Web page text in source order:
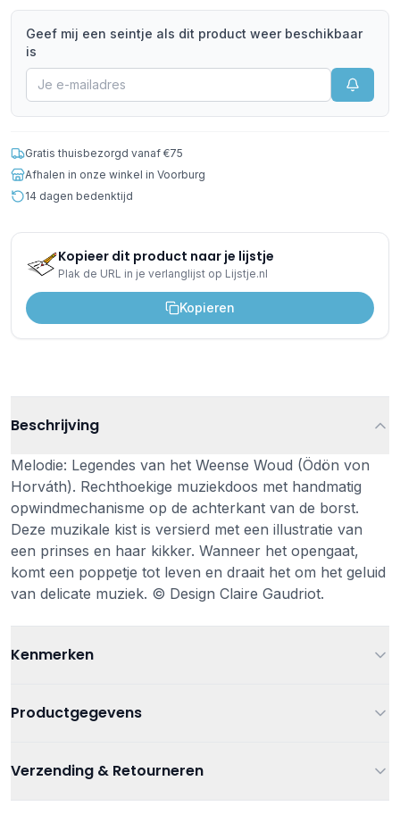
Geef mij een seintje als dit product weer beschikbaar
is
Gratis thuisbezorgd vanaf €75
Afhalen in onze winkel in Voorburg
14 dagen bedenktijd
Kopieer dit product naar je lijstje
Plak de URL in je verlanglijst op Lijstje.nl
Kopieren
Beschrijving
Melodie: Legendes van het Weense Woud (Ödön von
Horváth). Rechthoekige muziekdoos met handmatig
opwindmechanisme op de achterkant van de borst.
Deze muzikale kist is versierd met een illustratie van
een prinses en haar kikker. Wanneer het opengaat,
komt een poppetje tot leven en draait het om het geluid
van delicate muziek. © Design Claire Gaudriot.
Kenmerken
Productgegevens
Artikelnummer
Kraamcadeau,Muziek,Muziekdoosjes,
Verzending & Retourneren